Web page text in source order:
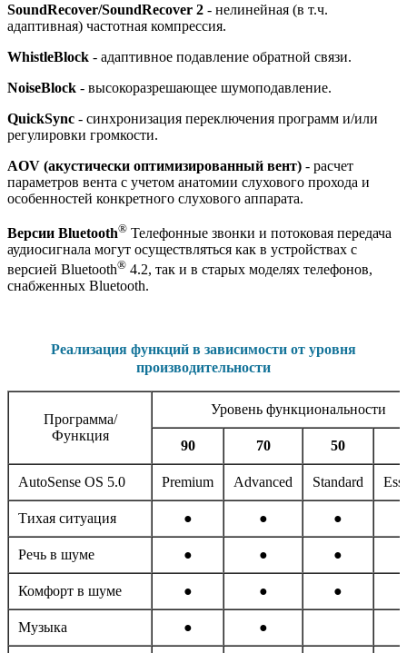
SoundRecover/SoundRecover 2 - нелинейная (в т.ч.
адаптивная) частотная компрессия.
WhistleBlock - адаптивное подавление обратной связи.
NoiseBlock - высокоразрешающее шумоподавление.
QuickSync - синхронизация переключения программ и/или
регулировки громкости.
AOV (акустически оптимизированный вент) - расчет
параметров вента с учетом анатомии слухового прохода и
особенностей конкретного слухового аппарата.
Версии Bluetooth® Телефонные звонки и потоковая передача
аудиосигнала могут осуществляться как в устройствах с
версией Bluetooth® 4.2, так и в старых моделях телефонов,
снабженных Bluetooth.
Реализация функций в зависимости от уровня
производительности
Программа/
Функция
Уровень функциональности
90 70 50
AutoSense OS 5.0 Premium Advanced Standard
Тихая ситуация ● ● ●
Речь в шуме ● ● ●
Комфорт в шуме ● ● ●
Музыка ● ●